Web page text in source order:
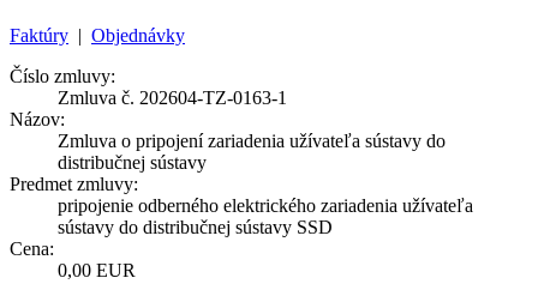
Faktúry | Objednávky
Číslo zmluvy:
Zmluva č. 202604-TZ-0163-1
Názov:
Zmluva o pripojení zariadenia užívateľa sústavy do
distribučnej sústavy
Predmet zmluvy:
pripojenie odberného elektrického zariadenia užívateľa
sústavy do distribučnej sústavy SSD
Cena:
0,00 EUR